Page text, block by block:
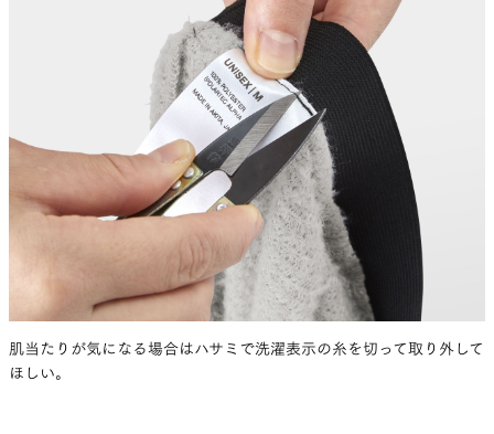
肌当たりが気になる場合はハサミで洗濯表示の糸を切って取り外して
ほしい。